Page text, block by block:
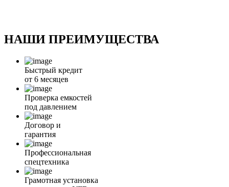
НАШИ ПРЕИМУЩЕСТВА
Быстрый кредит
от 6 месяцев
Проверка емкостей
под давлением
Договор и
гарантия
Профессиональная
спецтехника
Грамотная установка